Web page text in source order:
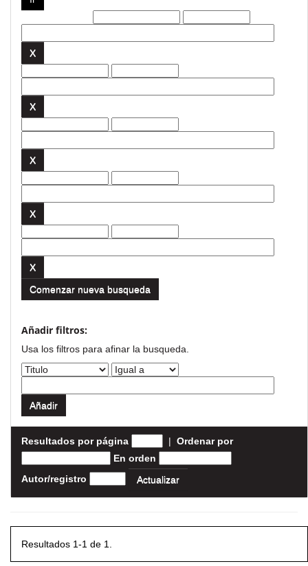
Comenzar nueva busqueda
Añadir filtros:
Usa los filtros para afinar la busqueda.
Resultados por página | Ordenar por
En orden
Autor/registro
Resultados 1-1 de 1.